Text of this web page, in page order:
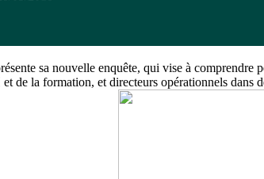
sa nouvelle enquête, qui vise à comprendre
de la formation, et directeurs opérationnels